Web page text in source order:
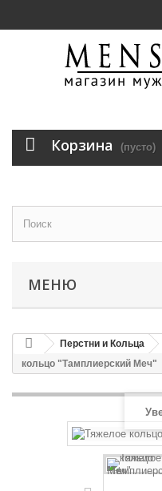
Корзина (пусто)
МЕНЮ
Перстни и Кольца
кольцо "Тамплиерский Меч"